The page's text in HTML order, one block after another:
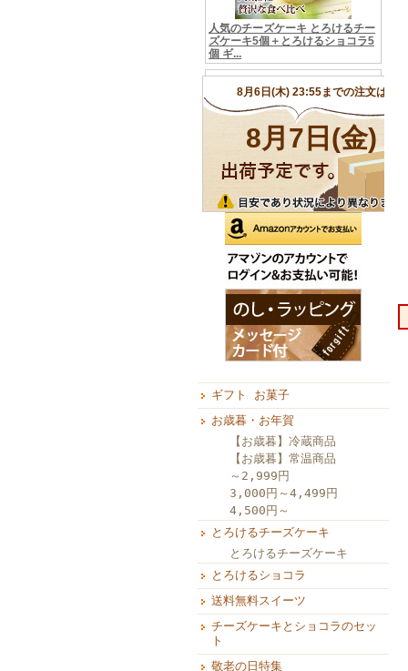
ギフト お菓子
お歳暮・お年賀
【お歳暮】冷蔵商品
【お歳暮】常温商品
～2,999円
3,000円～4,499円
4,500円～
とろけるチーズケーキ
とろけるチーズケーキ
とろけるショコラ
送料無料スイーツ
チーズケーキとショコラのセッ
ト
敬老の日特集